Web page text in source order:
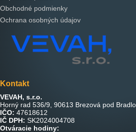
Obchodné podmienky
Ochrana osobných údajov
Kontakt
VEVAH, s.r.o.
Horný rad 536/9, 90613 Brezová pod
IČO: 47618612
IČ DPH: SK2024004708
Otváracie hodiny: